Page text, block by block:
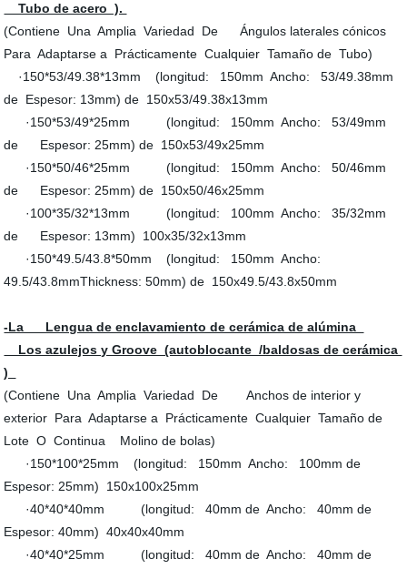
Tubo de acero ).
(Contiene Una Amplia Variedad De Ángulos laterales cónicos
Para Adaptarse a Prácticamente Cualquier Tamaño de Tubo)
·150*53/49.38*13mm (longitud: 150mm Ancho: 53/49.38mm
de Espesor: 13mm) de 150x53/49.38x13mm
·150*53/49*25mm (longitud: 150mm Ancho: 53/49mm
de Espesor: 25mm) de 150x53/49x25mm
·150*50/46*25mm (longitud: 150mm Ancho: 50/46mm
de Espesor: 25mm) de 150x50/46x25mm
·100*35/32*13mm (longitud: 100mm Ancho: 35/32mm
de Espesor: 13mm) 100x35/32x13mm
·150*49.5/43.8*50mm (longitud: 150mm Ancho:
49.5/43.8mmThickness: 50mm) de 150x49.5/43.8x50mm
-La Lengua de enclavamiento de cerámica de alúmina
Los azulejos y Groove (autoblocante /baldosas de cerámica
)
(Contiene Una Amplia Variedad De Anchos de interior y
exterior Para Adaptarse a Prácticamente Cualquier Tamaño de
Lote O Continua Molino de bolas)
·150*100*25mm (longitud: 150mm Ancho: 100mm de
Espesor: 25mm) 150x100x25mm
·40*40*40mm (longitud: 40mm de Ancho: 40mm de
Espesor: 40mm) 40x40x40mm
·40*40*25mm (longitud: 40mm de Ancho: 40mm de